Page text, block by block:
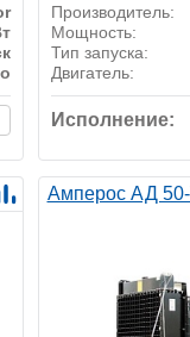
Производитель:
Мощность:
Тип запуска:
Двигатель:
Исполнение:
Амперос АД